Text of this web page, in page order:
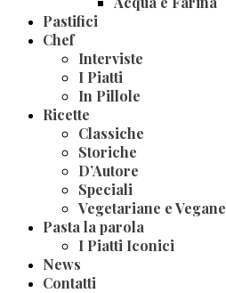
Pastifici
Chef
Interviste
I Piatti
In Pillole
Ricette
Classiche
Storiche
D’Autore
Speciali
Vegetariane e Vegane
Pasta la parola
I Piatti Iconici
News
Contatti